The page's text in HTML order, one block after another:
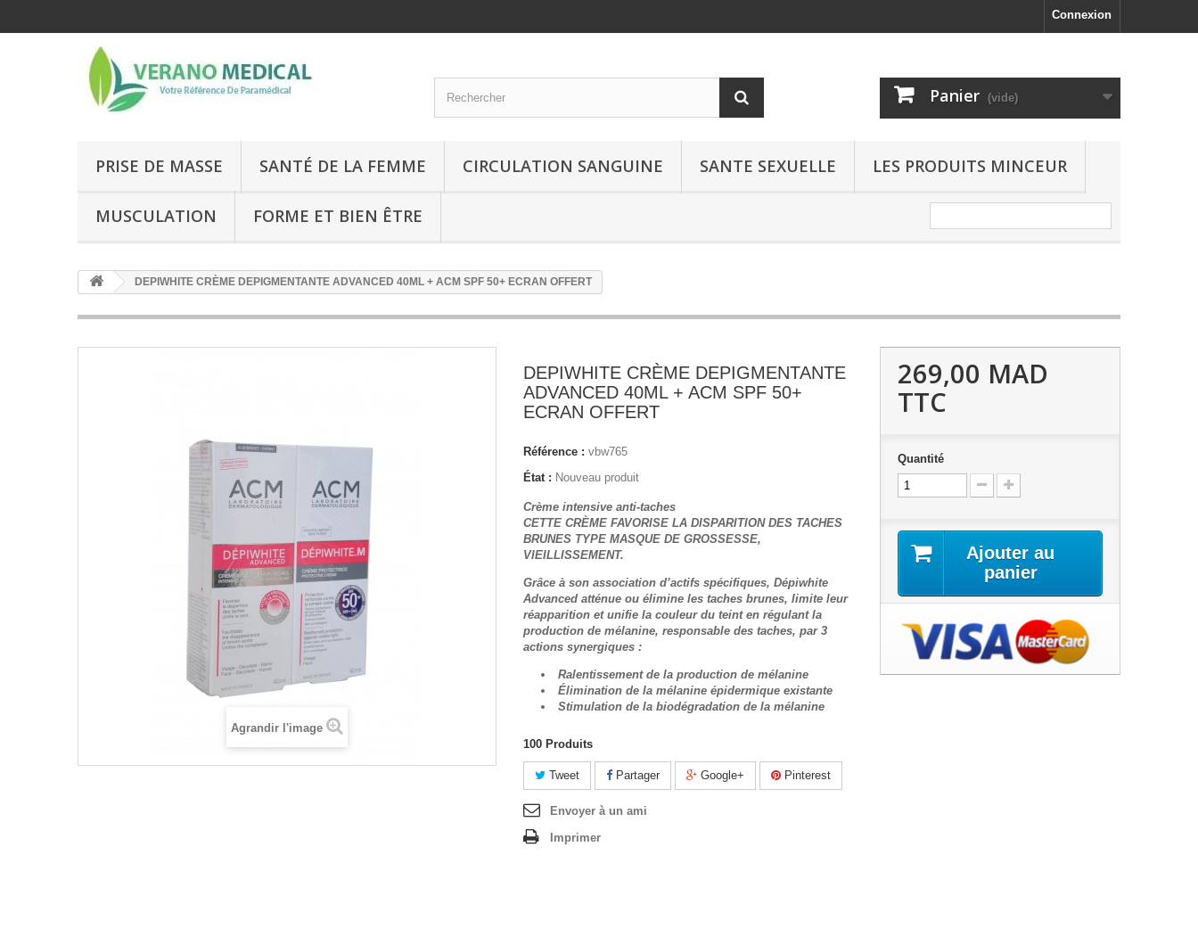
Connexion
Panier (vide)
PRISE DE MASSE SANTÉ DE LA FEMME CIRCULATION SANGUINE SANTE SEXUELLE LES PRODUITS MINCEUR
MUSCULATION FORME ET BIEN ÊTRE
DEPIWHITE CRÈME DEPIGMENTANTE ADVANCED 40ML + ACM SPF 50+ ECRAN OFFERT
Agrandir l'image
DEPIWHITE CRÈME DEPIGMENTANTE
ADVANCED 40ML + ACM SPF 50+
ECRAN OFFERT
Référence : vbw765
État : Nouveau produit
Crème intensive anti-taches
CETTE CRÈME FAVORISE LA DISPARITION DES TACHES
BRUNES TYPE MASQUE DE GROSSESSE,
VIEILLISSEMENT.
Grâce à son association d’actifs spécifiques, Dépiwhite
Advanced atténue ou élimine les taches brunes, limite leur
réapparition et unifie la couleur du teint en régulant la
production de mélanine, responsable des taches, par 3
actions synergiques :
Ralentissement de la production de mélanine
Élimination de la mélanine épidermique existante
Stimulation de la biodégradation de la mélanine
100 Produits
Tweet Partager Google+ Pinterest
Envoyer à un ami
Imprimer
269,00 MAD
TTC
Quantité
Ajouter au
panier